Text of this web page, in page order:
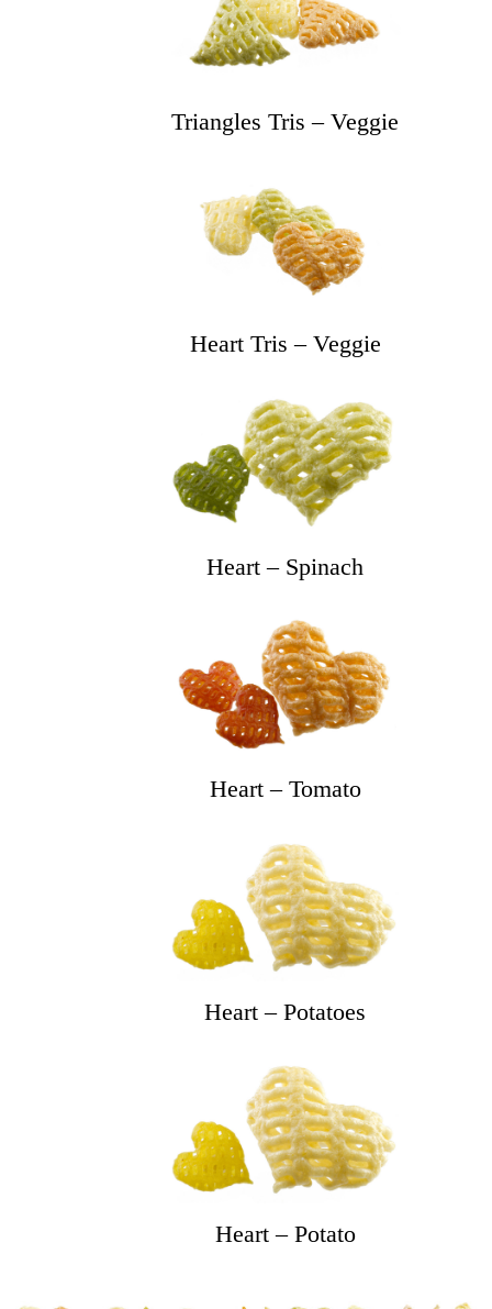
Triangles Tris – Veggie
Heart Tris – Veggie
Heart – Spinach
Heart – Tomato
Heart – Potatoes
Heart – Potato